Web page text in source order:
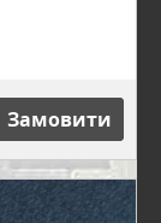
Замовити